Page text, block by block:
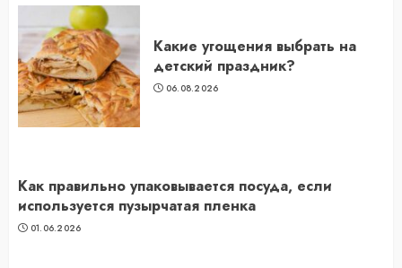
Какие угощения выбрать на
детский праздник?
06.08.2026
Как правильно упаковывается посуда, если
используется пузырчатая пленка
01.06.2026